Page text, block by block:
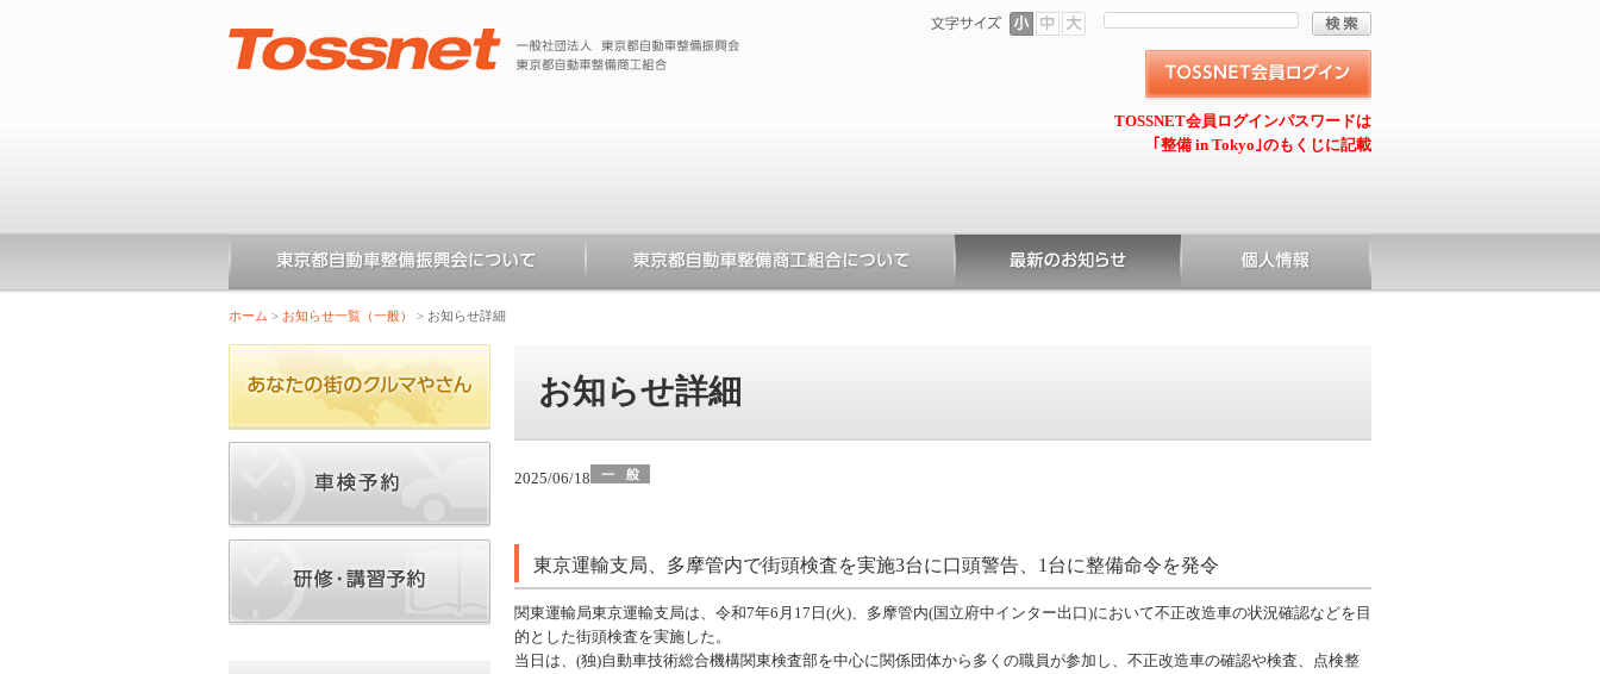
TOSSNET会員ログインパスワードは
｢整備 in Tokyo｣のもくじに記載
ホーム > お知らせ一覧（一般） > お知らせ詳細
お知らせ詳細
2025/06/18
東京運輸支局、多摩管内で街頭検査を実施3台に口頭警告、1台に整備命令を発令
関東運輸局東京運輸支局は、令和7年6月17日(火)、多摩管内(国立府中インター出口)において不正改造車の状況確認などを目
的とした街頭検査を実施した。
当日は、(独)自動車技術総合機構関東検査部を中心に関係団体から多くの職員が参加し、不正改造車の確認や検査、点検整